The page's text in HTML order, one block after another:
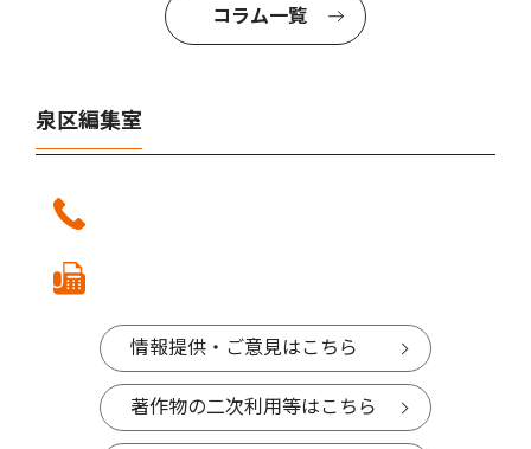
コラム一覧
泉区編集室
情報提供・ご意見はこちら
著作物の二次利用等はこちら